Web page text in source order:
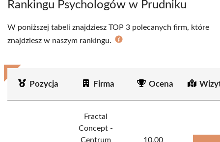
Rankingu Psychologów w Prudniku
W poniższej tabeli znajdziesz TOP 3 polecanych firm, które
znajdziesz w naszym rankingu.
Pozycja Firma Ocena
Fractal
Concept -
Centrum
10.00